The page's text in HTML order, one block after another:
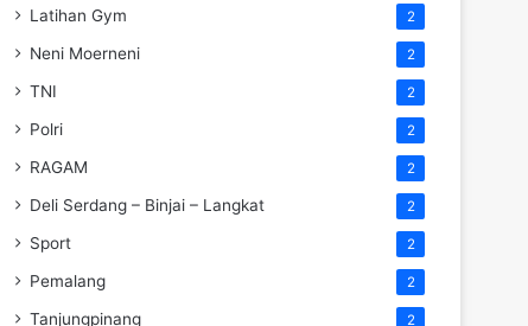
Latihan Gym 2
Neni Moerneni 2
TNI 2
Polri 2
RAGAM 2
Deli Serdang – Binjai – Langkat 2
Sport 2
Pemalang 2
Tanjungpinang 2